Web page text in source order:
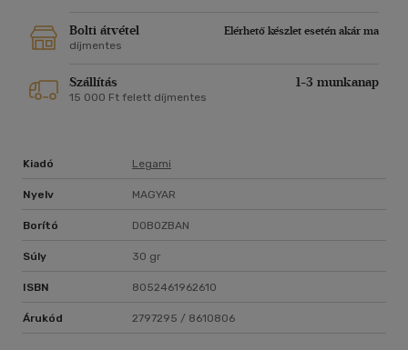
Bolti átvétel
Elérhető készlet esetén akár ma
díjmentes
Szállítás 1-3 munkanap
15 000 Ft felett díjmentes
Kiadó Legami
Nyelv MAGYAR
Borító DOBOZBAN
Súly 30 gr
ISBN 8052461962610
Árukód 2797295 / 8610806